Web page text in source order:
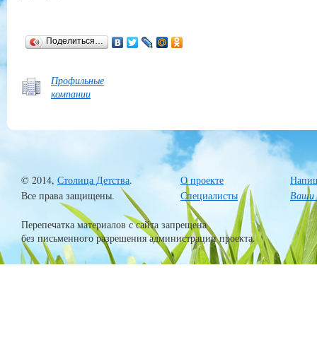
Поделиться…
Профильные
компании
© 2014, Столица Детства.
Все права защищены.
О проекте
Специалисты
Ваши
Перепечатка материалов с сайта запрещена
без письменного разрешения администрации проекта.